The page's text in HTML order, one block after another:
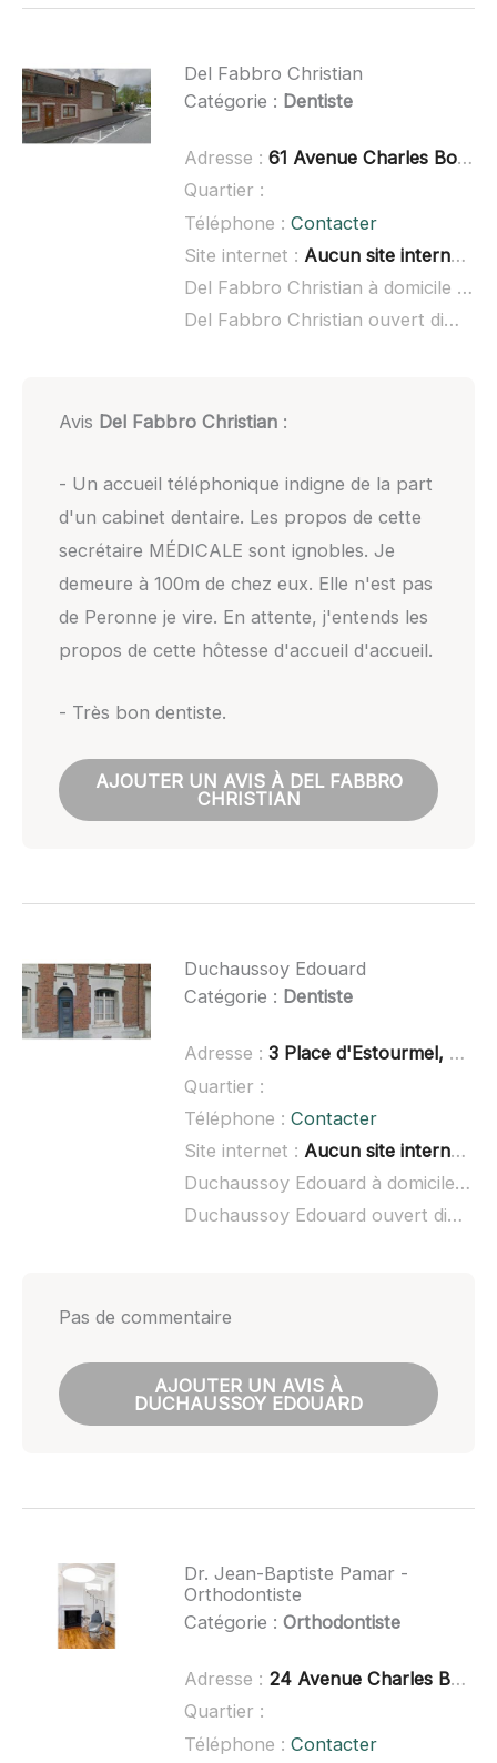
Del Fabbro Christian
Catégorie : Dentiste
Adresse : 61 Avenue Charles Boulanger, 80200 Péronne
Quartier :
Téléphone : Contacter
Site internet : Aucun site internet connu
Del Fabbro Christian à domicile :
Del Fabbro Christian ouvert dimanche :
Avis Del Fabbro Christian:
- Un accueil téléphonique indigne de la part
d'un cabinet dentaire. Les propos de cette
secrétaire MÉDICALE sont ignobles. Je
demeure à 100m de chez eux. Elle n'est pas
de Peronne je vire. En attente, j'entends les
propos de cette hôtesse d'accueil d'accueil.
- Très bon dentiste.
AJOUTER UN AVIS À DEL FABBRO
CHRISTIAN
Duchaussoy Edouard
Catégorie : Dentiste
Adresse : 3 Place d'Estourmel, 80200 Péronne
Quartier :
Téléphone : Contacter
Site internet : Aucun site internet connu
Duchaussoy Edouard à domicile :
Duchaussoy Edouard ouvert dimanche :
Pas de commentaire
AJOUTER UN AVIS À
DUCHAUSSOY EDOUARD
Dr. Jean-Baptiste Pamar -
Orthodontiste
Catégorie : Orthodontiste
Adresse : 24 Avenue Charles Boulanger, 80200 Péronne
Quartier :
Téléphone : Contacter